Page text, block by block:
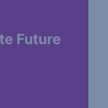
Future